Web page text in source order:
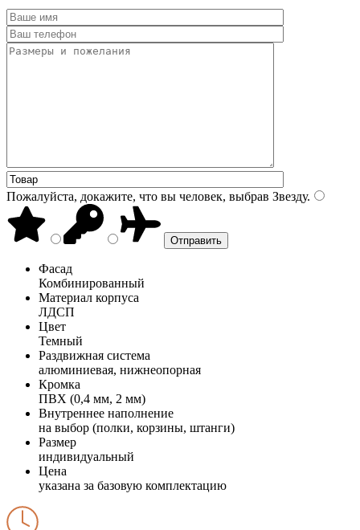
Пожалуйста, докажите, что вы человек, выбрав Звезду.
Фасад
Комбинированный
Материал корпуса
ЛДСП
Цвет
Темный
Раздвижная система
алюминиевая, нижнеопорная
Кромка
ПВХ (0,4 мм, 2 мм)
Внутреннее наполнение
на выбор (полки, корзины, штанги)
Размер
индивидуальный
Цена
указана за базовую комплектацию